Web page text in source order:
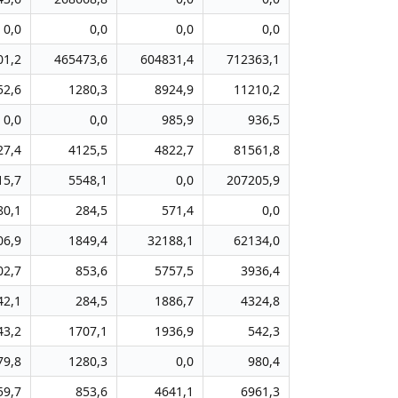
0,0
0,0 0,0
0,0
465473,6 604831,4
712363,1
1280,3 8924,9
11210,2
0,0
0,0 985,9
936,5
4125,5 4822,7
81561,8
5548,1 0,0
207205,9
284,5 571,4
0,0
1849,4 32188,1
62134,0
853,6 5757,5
3936,4
284,5 1886,7
4324,8
1707,1 1936,9
542,3
1280,3 0,0
980,4
853,6 4641,1 6961,3